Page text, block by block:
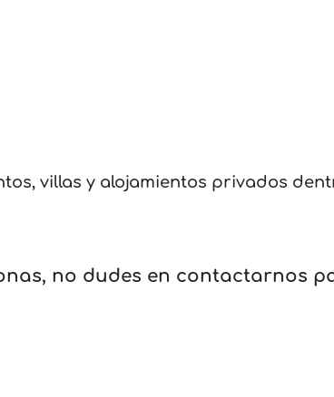
villas y alojamientos privados
no dudes en contactarnos